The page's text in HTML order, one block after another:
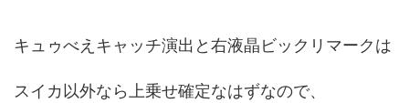
キュゥべえキャッチ演出と右液晶ビックリマークは
スイカ以外なら上乗せ確定なはずなので、